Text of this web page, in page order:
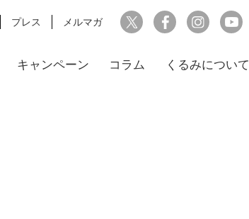
プレス メルマガ
キャンペーン コラム くるみについて